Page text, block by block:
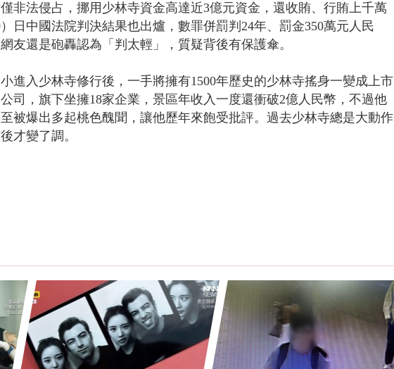
非法侵占，挪用少林寺資金高達近3億元資金，還收賄、行賄上千萬
日中國法院判決結果也出爐，數罪併罰判24年、罰金350萬元人民
友還是砲轟認為「判太輕」，質疑背後有保護傘。
進入少林寺修行後，一手將擁有1500年歷史的少林寺搖身一變成上市
司，旗下坐擁18家企業，景區年收入一度還衝破2億人民幣，不過他
被爆出多起桃色醜聞，讓他歷年來飽受批評。過去少林寺總是大動作
才變了調。